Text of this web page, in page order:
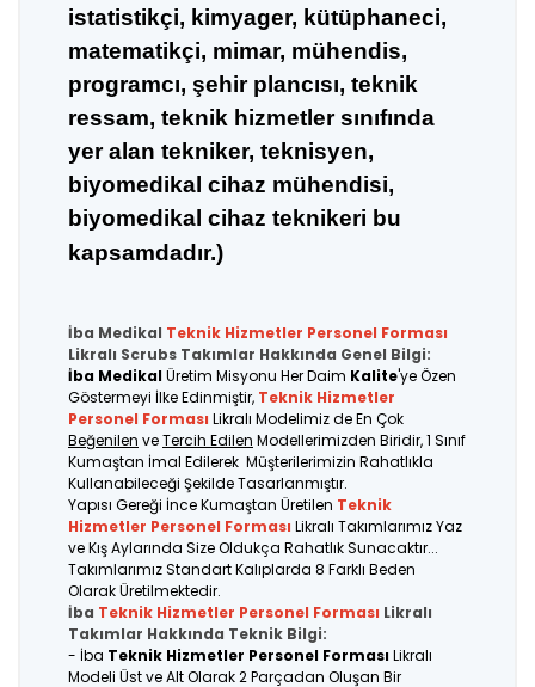
istatistikçi, kimyager, kütüphaneci,
matematikçi, mimar, mühendis,
programcı, şehir plancısı, teknik
ressam, teknik hizmetler sınıfında
yer alan tekniker, teknisyen,
biyomedikal cihaz mühendisi,
biyomedikal cihaz teknikeri bu
kapsamdadır.)
İba Medikal Teknik Hizmetler Personel Forması
Likralı Scrubs Takımlar Hakkında Genel Bilgi:
İba MedikalÜretim Misyonu Her Daim Kalite'ye Özen
Göstermeyi İlke Edinmiştir, Teknik Hizmetler
Personel Forması Likralı Modelimiz de En Çok
Beğenilen veTercih Edilen Modellerimizden Biridir, 1 Sınıf
Kumaştan İmal Edilerek Müşterilerimizin Rahatlıkla
Kullanabileceği Şekilde Tasarlanmıştır.
Yapısı Gereği İnce Kumaştan Üretilen Teknik
Hizmetler Personel Forması Likralı Takımlarımız Yaz
ve Kış Aylarında Size Oldukça Rahatlık Sunacaktır...
Takımlarımız Standart Kalıplarda 8 Farklı Beden
Olarak Üretilmektedir.
İba Teknik Hizmetler Personel Forması Likralı
Takımlar Hakkında Teknik Bilgi:
- İba Teknik Hizmetler Personel FormasıLikralı
Modeli Üst ve Alt Olarak 2 Parçadan Oluşan Bir